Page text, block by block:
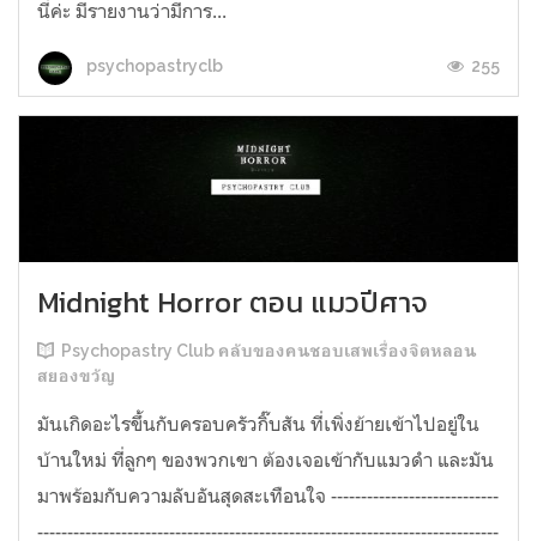
นี่ค่ะ มีรายงานว่ามีการ...
psychopastryclb 255
Midnight Horror ตอน แมวปีศาจ
Psychopastry Club คลับของคนชอบเสพเรื่องจิตหลอน
สยองขวัญ
มันเกิดอะไรขึ้นกับครอบครัวกิ๊บสัน ที่เพิ่งย้ายเข้าไปอยู่ใน
บ้านใหม่ ที่ลูกๆ ของพวกเขา ต้องเจอเข้ากับแมวดำ และมัน
มาพร้อมกับความลับอันสุดสะเทือนใจ ----------------------------
-----------------------------------------------------------------------------